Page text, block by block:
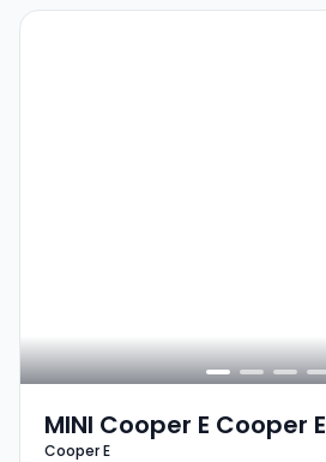
MINI Cooper E Cooper E
Cooper E